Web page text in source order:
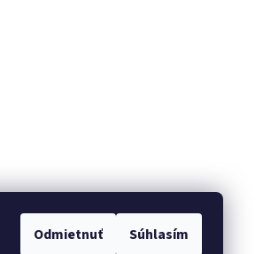
Odmietnuť Súhlasím